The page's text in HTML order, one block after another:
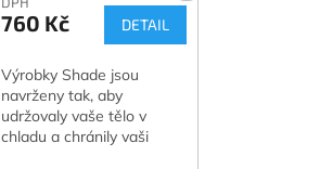
760 Kč DETAIL
Výrobky Shade jsou
navrženy tak, aby
udržovaly vaše tělo v
chladu a chránily vaši